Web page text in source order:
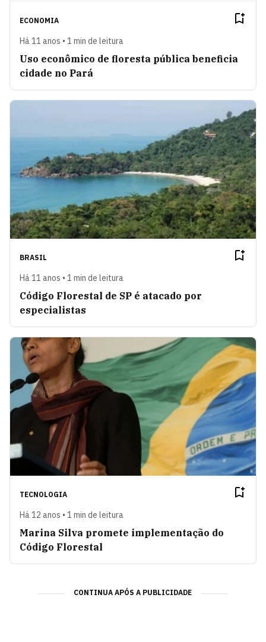
ECONOMIA
Há 11 anos • 1 min de leitura
Uso econômico de floresta pública beneficia
cidade no Pará
BRASIL
Há 11 anos • 1 min de leitura
Código Florestal de SP é atacado por
especialistas
TECNOLOGIA
Há 12 anos • 1 min de leitura
Marina Silva promete implementação do
Código Florestal
CONTINUA APÓS A PUBLICIDADE